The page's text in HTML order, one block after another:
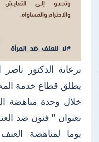
برعاية الدكتور
يطلق قطاع خدمة
خلال وحدة مناهضة
يوما لمناهضة